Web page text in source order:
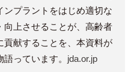
ンプラントをはじめ適切な
向上させることが、高齢者
貢献することを、本資料が
っています。​ jda.or.jp